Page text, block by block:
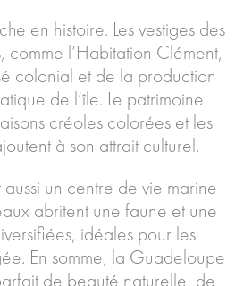
en histoire. Les vestiges des
comme l’Habitation Clément,
colonial et de la production
de l’île. Le patrimoine
créoles colorées et les
à son attrait culturel.
un centre de vie marine
abritent une faune et une
idéales pour les
En somme, la Guadeloupe
de beauté naturelle, de